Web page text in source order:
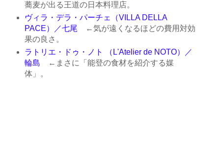
蕎麦が出る王道の日本料理店。
ヴィラ・デラ・パーチェ（VILLA DELLA
PACE）／七尾 ←気が遠くなるほどの費用対効
果の良さ。
ラトリエ・ドゥ・ノト （L'Atelier de NOTO）／
輪島 ←まさに「能登の食材を紹介する媒
体」。